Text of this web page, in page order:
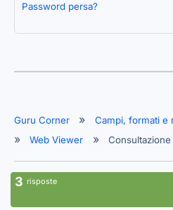
Password persa?
Guru Corner
Campi, formati e
Web Viewer
3 risposte